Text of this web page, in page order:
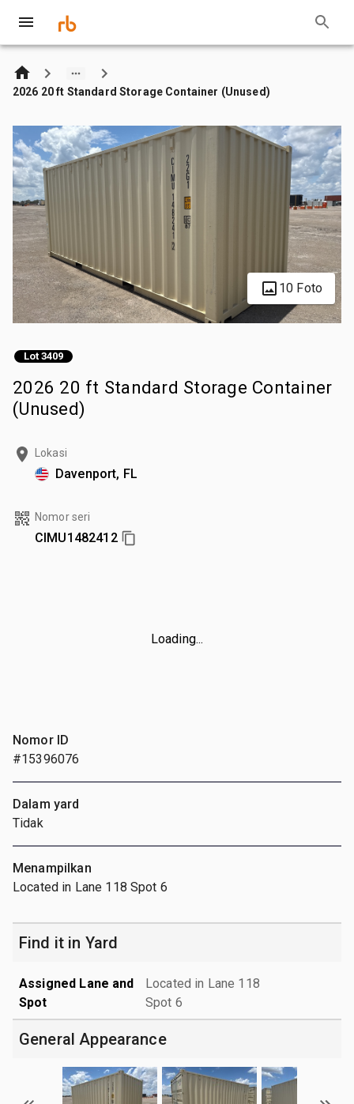
2026 20 ft Standard Storage Container (Unused)
10 Foto
Lot 3409
2026 20 ft Standard Storage Container
(Unused)
Lokasi
Davenport, FL
Nomor seri
CIMU1482412
Loading...
Nomor ID
#15396076
Dalam yard
Tidak
Menampilkan
Located in Lane 118 Spot 6
Find it in Yard
Assigned Lane and
Spot
Located in Lane 118
Spot 6
General Appearance